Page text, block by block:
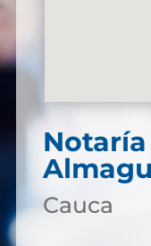
Cauca